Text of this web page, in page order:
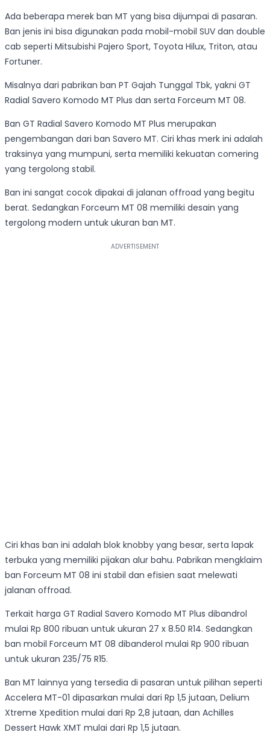
Ada beberapa merek ban MT yang bisa dijumpai di pasaran.
Ban jenis ini bisa digunakan pada mobil-mobil SUV dan double
cab seperti Mitsubishi Pajero Sport, Toyota Hilux, Triton, atau
Fortuner.
Misalnya dari pabrikan ban PT Gajah Tunggal Tbk, yakni GT
Radial Savero Komodo MT Plus dan serta Forceum MT 08.
Ban GT Radial Savero Komodo MT Plus merupakan
pengembangan dari ban Savero MT. Ciri khas merk ini adalah
traksinya yang mumpuni, serta memiliki kekuatan comering
yang tergolong stabil.
Ban ini sangat cocok dipakai di jalanan offroad yang begitu
berat. Sedangkan Forceum MT 08 memiliki desain yang
tergolong modern untuk ukuran ban MT.
Ciri khas ban ini adalah blok knobby yang besar, serta lapak
terbuka yang memiliki pijakan alur bahu. Pabrikan mengklaim
ban Forceum MT 08 ini stabil dan efisien saat melewati
jalanan offroad.
Terkait harga GT Radial Savero Komodo MT Plus dibandrol
mulai Rp 800 ribuan untuk ukuran 27 x 8.50 R14. Sedangkan
ban mobil Forceum MT 08 dibanderol mulai Rp 900 ribuan
untuk ukuran 235/75 R15.
Ban MT lainnya yang tersedia di pasaran untuk pilihan seperti
Accelera MT-01 dipasarkan mulai dari Rp 1,5 jutaan, Delium
Xtreme Xpedition mulai dari Rp 2,8 jutaan, dan Achilles
Dessert Hawk XMT mulai dari Rp 1,5 jutaan.